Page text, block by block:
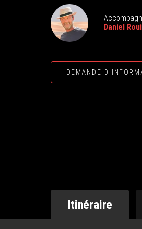
Daniel
DEMANDE
Itinéraire